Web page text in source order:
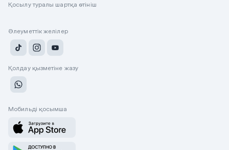
Қосылу туралы шартқа өтініш
Әлеуметтік желілер
Қолдау қызметіне жазу
Мобильді қосымша